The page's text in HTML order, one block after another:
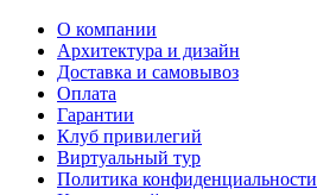
О компании
Архитектура и дизайн
Доставка и самовывоз
Оплата
Гарантии
Клуб привилегий
Виртуальный тур
Политика конфиденциальности